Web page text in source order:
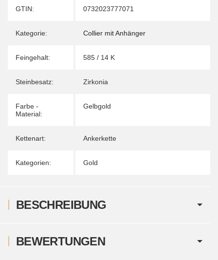
Produkteigenschaft
Wert
GTIN: 0732023777071
Kategorie: Collier mit Anhänger
Feingehalt: 585 / 14 K
Steinbesatz: Zirkonia
Farbe -
Material:
Gelbgold
Kettenart: Ankerkette
Kategorien: Gold
BESCHREIBUNG
BEWERTUNGEN